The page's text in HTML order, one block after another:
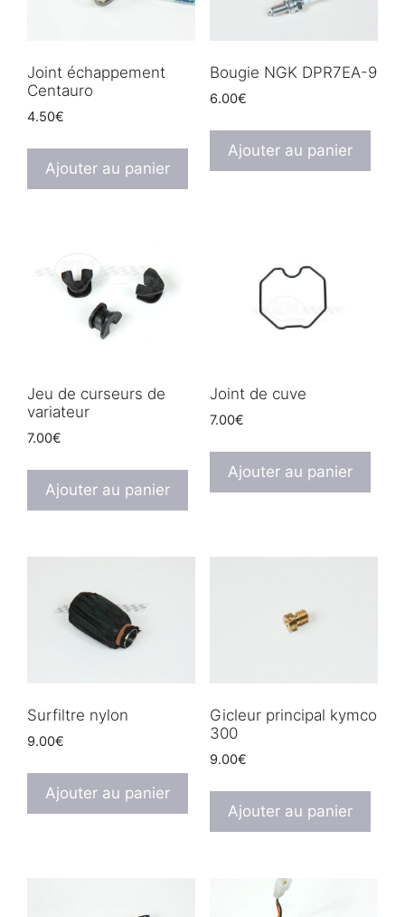
la
Joint échappement
Centauro
4.50€
Ajouter au panier
Bougie NGK DPR7EA-9
6.00€
Ajouter au panier
Jeu de curseurs de
variateur
7.00€
Ajouter au panier
Joint de cuve
7.00€
Ajouter au panier
Surfiltre nylon
9.00€
Ajouter au panier
Gicleur principal kymco
300
9.00€
Ajouter au panier